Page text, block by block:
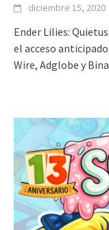
diciembre 15, 2020
Ender Lilies:
el acceso
Wire, Adglobe y